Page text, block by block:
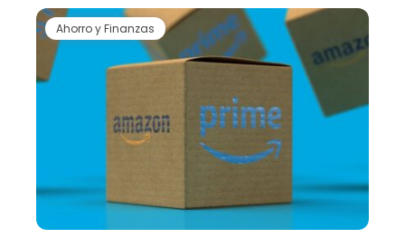
Ahorro y Finanzas